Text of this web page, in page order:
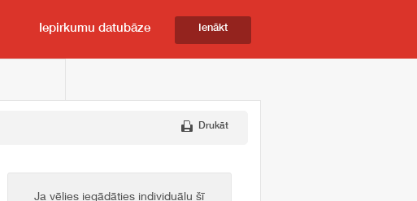
Iepirkumu datubāze Ienākt
Drukāt
Ja vēlies iegādāties individuālu šī